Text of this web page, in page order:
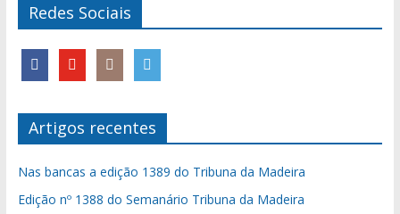
Redes Sociais
Artigos recentes
Nas bancas a edição 1389 do Tribuna da Madeira
Edição nº 1388 do Semanário Tribuna da Madeira